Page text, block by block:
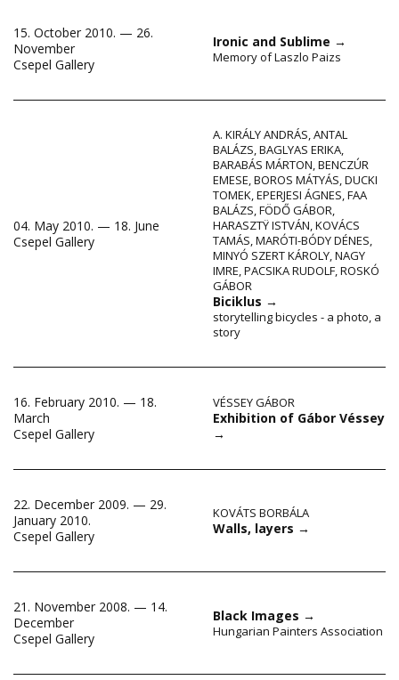
15. October 2010. — 26.
November
Csepel Gallery
Ironic and Sublime →
Memory of Laszlo Paizs
04. May 2010. — 18. June
Csepel Gallery
A. KIRÁLY ANDRÁS,ANTAL
BALÁZS,BAGLYAS ERIKA,
BARABÁS MÁRTON,BENCZÚR
EMESE,BOROS MÁTYÁS,DUCKI
TOMEK,EPERJESI ÁGNES,FAA
BALÁZS,FÖDŐ GÁBOR,
HARASZTŸ ISTVÁN,KOVÁCS
TAMÁS,MARÓTI-BÓDY DÉNES,
MINYÓ SZERT KÁROLY,NAGY
IMRE,PACSIKA RUDOLF,ROSKÓ
GÁBOR
Biciklus →
storytelling bicycles - a photo, a
story
16. February 2010. — 18.
March
Csepel Gallery
VÉSSEY GÁBOR
Exhibition of Gábor Véssey
→
22. December 2009. — 29.
January 2010.
Csepel Gallery
KOVÁTS BORBÁLA
Walls, layers →
21. November 2008. — 14.
December
Csepel Gallery
Black Images →
Hungarian Painters Association